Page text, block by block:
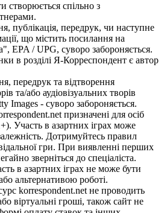
створюється спільно з
публікація, передрук, чи наступне
що містить посилання на
EPA / UPG, суворо забороняється.
в розділі Я-Корреспондент є автор
передрук та відтворення
та/або аудіовізуальних творів
Images - суворо забороняється.
призначені для осіб
Участь в азартних іграх може
Дотримуйтесь правил
гри. При виявленні перших
зверніться до спеціаліста.
в азартних іграх не може бути
альтернативою роботі.
korrespondent.net не проводить
віртуальні гроші, також сайт не